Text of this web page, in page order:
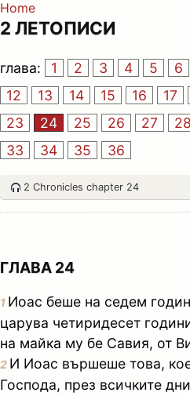
Home
2 ЛЕТОПИСИ
глава: 1 2 3 4 5 6
12
13 14 15 16 17
23
24 25 26 27 28
33
34 35 36
2 Chronicles chapter 24
ГЛАВА 24
1 Иоас беше на седем
царува четиридесет
на майка му бе Савия, от
2 И Иоас вършеше това,
Господа, през всичките